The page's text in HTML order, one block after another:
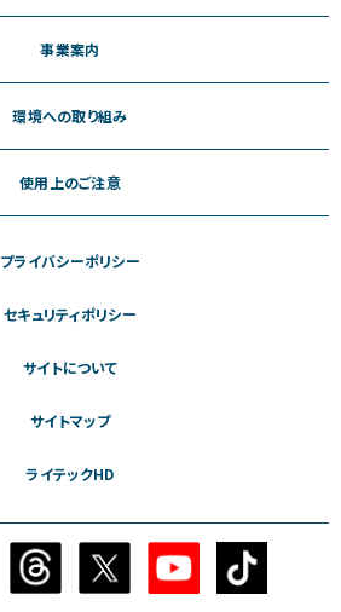
事業案内
環境への取り組み
使用上のご注意
プライバシーポリシー
セキュリティポリシー
サイトについて
サイトマップ
ライテックHD